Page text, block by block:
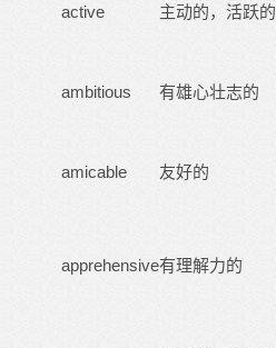
active 主动的，活跃的
ambitious 有雄心壮志的
amicable 友好的
apprehensive有理解力的